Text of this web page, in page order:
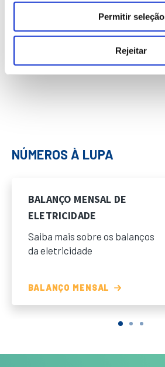
Permitir seleção
Rejeitar
2019 2020 2021
1º Trimestre
NÚMEROS À LUPA
BALANÇO MENSAL DE
ELETRICIDADE
Saiba mais sobre os balanços
da eletricidade
BALANÇO MENSAL